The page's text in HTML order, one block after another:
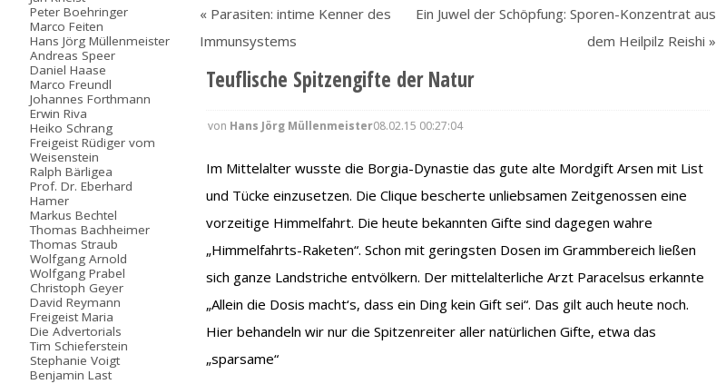
Peter Boehringer
Marco Feiten
Hans Jörg Müllenmeister
Andreas Speer
Daniel Haase
Marco Freundl
Johannes Forthmann
Erwin Riva
Heiko Schrang
Freigeist Rüdiger vom
Weisenstein
Ralph Bärligea
Prof. Dr. Eberhard
Hamer
Markus Bechtel
Thomas Bachheimer
Thomas Straub
Wolfgang Arnold
Wolfgang Prabel
Christoph Geyer
David Reymann
Freigeist Maria
Die Advertorials
Tim Schieferstein
Stephanie Voigt
Benjamin Last
« Parasiten: intime Kenner des
Immunsystems
Ein Juwel der Schöpfung: Sporen-Konzentrat aus
dem Heilpilz Reishi »
Teuflische Spitzengifte der Natur
von Hans Jörg Müllenmeister08.02.15 00:27:04
Im Mittelalter wusste die Borgia-Dynastie das gute alte Mordgift Arsen mit List
und Tücke einzusetzen. Die Clique bescherte unliebsamen Zeitgenossen eine
vorzeitige Himmelfahrt. Die heute bekannten Gifte sind dagegen wahre
„Himmelfahrts-Raketen“. Schon mit geringsten Dosen im Grammbereich ließen
sich ganze Landstriche entvölkern. Der mittelalterliche Arzt Paracelsus erkannte
„Allein die Dosis macht‘s, dass ein Ding kein Gift sei“. Das gilt auch heute noch.
Hier behandeln wir nur die Spitzenreiter aller natürlichen Gifte, etwa das
„sparsame“